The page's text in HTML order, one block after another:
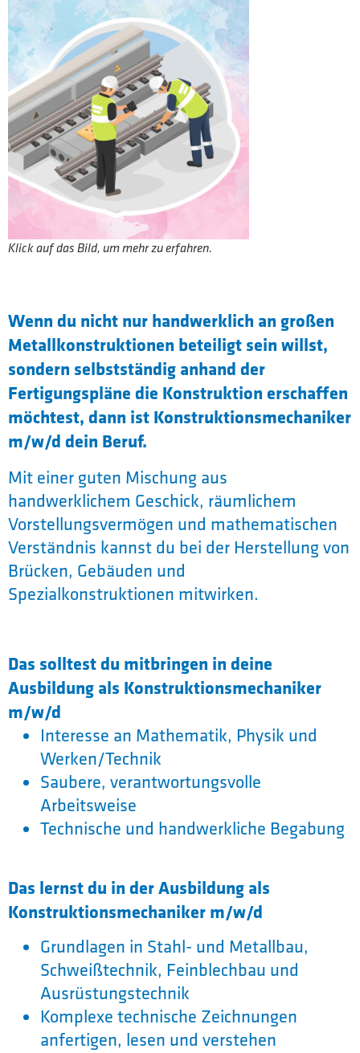
Klick auf das Bild, um mehr zu erfahren.
Wenn du nicht nur handwerklich an großen
Metallkonstruktionen beteiligt sein willst,
sondern selbstständig anhand der
Fertigungspläne die Konstruktion erschaffen
möchtest, dann ist Konstruktionsmechaniker
m/w/d dein Beruf.
Mit einer guten Mischung aus
handwerklichem Geschick, räumlichem
Vorstellungsvermögen und mathematischen
Verständnis kannst du bei der Herstellung von
Brücken, Gebäuden und
Spezialkonstruktionen mitwirken.
Das solltest du mitbringen in deine
Ausbildung als Konstruktionsmechaniker
m/w/d
Interesse an Mathematik, Physik und
Werken/Technik
Saubere, verantwortungsvolle
Arbeitsweise
Technische und handwerkliche Begabung
Das lernst du in der Ausbildung als
Konstruktionsmechaniker m/w/d
Grundlagen in Stahl- und Metallbau,
Schweißtechnik, Feinblechbau und
Ausrüstungstechnik
Komplexe technische Zeichnungen
anfertigen, lesen und verstehen